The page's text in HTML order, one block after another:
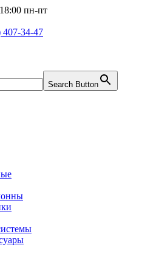
пн-пт
407-34-47
Search Button